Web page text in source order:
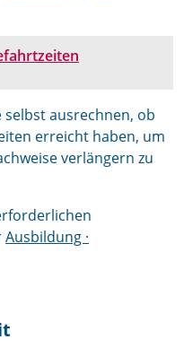
selbst ausrechnen, ob
erreicht haben, um
verlängern zu
Ausbildung ·